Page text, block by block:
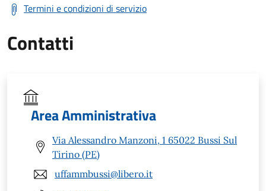
Termini e condizioni di servizio
Contatti
Area Amministrativa
Via Alessandro Manzoni, 1 65022 Bussi Sul
Tirino (PE)
uffammbussi@libero.it